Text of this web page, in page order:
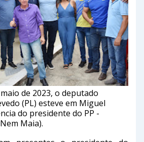
de 2023, o deputado
(PL) esteve em Miguel
do presidente do PP -
Maia).